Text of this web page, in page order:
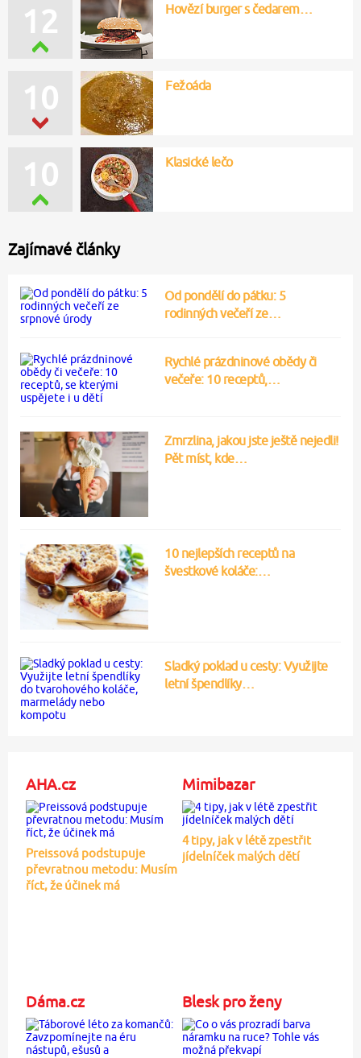
10 Fežoáda
12 Hovězí burger s čedarem…
10 Klasické lečo
Zajímavé články
Od pondělí do pátku: 5
rodinných večeří ze…
Rychlé prázdninové obědy či
večeře: 10 receptů,…
Zmrzlina, jakou jste ještě nejedli!
Pět míst, kde…
10 nejlepších receptů na
švestkové koláče:…
Sladký poklad u cesty: Využijte
letní špendlíky…
AHA.cz
Preissová podstupuje
převratnou metodu: Musím
říct, že účinek má
Mimibazar
4 tipy, jak v létě zpestřit
jídelníček malých dětí
Dáma.cz Blesk pro ženy